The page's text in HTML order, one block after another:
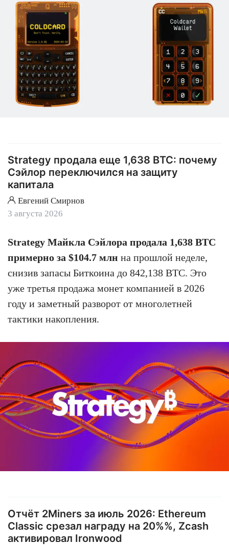
Strategy продала еще 1,638 BTC: почему
Сэйлор переключился на защиту
капитала
Евгений Смирнов
3 августа 2026
Strategy Майкла Сэйлора продала 1,638 BTC
примерно за $104.7 млн на прошлой неделе,
снизив запасы Биткоина до 842,138 BTC. Это
уже третья продажа монет компанией в 2026
году и заметный разворот от многолетней
тактики накопления.
Отчёт 2Miners за июль 2026: Ethereum
Classic срезал награду на 20%%, Zcash
активировал Ironwood